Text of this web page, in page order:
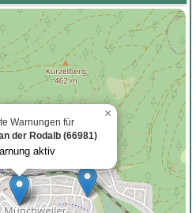
Warnungen für
der Rodalb (66981)
aktiv
×